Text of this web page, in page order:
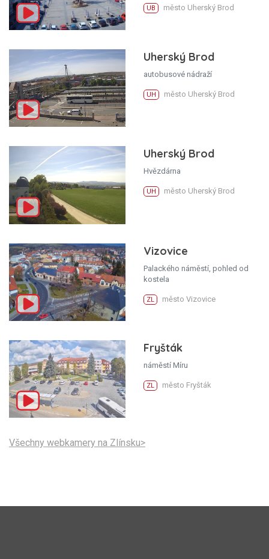
UB město Uherský Brod
Uherský Brod
autobusové nádraží
UH město Uherský Brod
Uherský Brod
Hvězdárna
UH město Uherský Brod
Vizovice
Palackého náměstí, pohled od
kostela
ZL město Vizovice
Fryšták
náměstí Míru
ZL město Fryšták
Všechny webkamery na Zlínsku>